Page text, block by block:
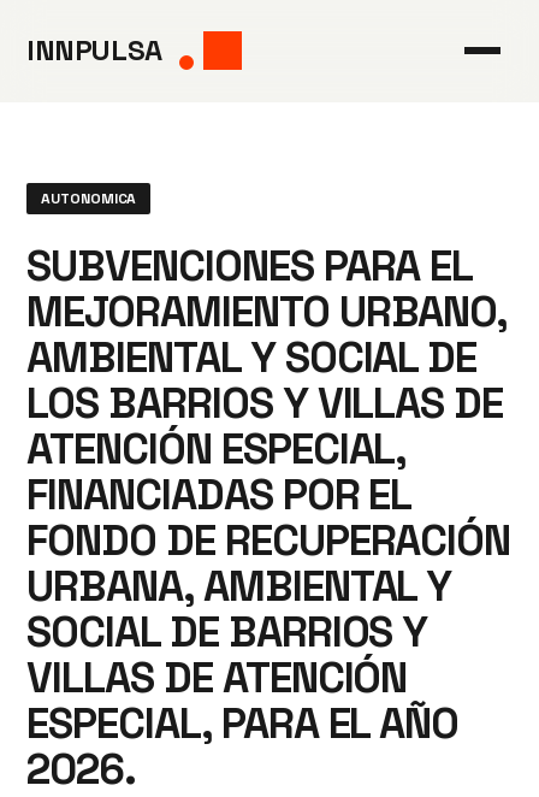
INNPULSA
AUTONOMICA
SUBVENCIONES PARA EL
MEJORAMIENTO URBANO,
AMBIENTAL Y SOCIAL DE
LOS BARRIOS Y VILLAS DE
ATENCIÓN ESPECIAL,
FINANCIADAS POR EL
FONDO DE RECUPERACIÓN
URBANA, AMBIENTAL Y
SOCIAL DE BARRIOS Y
VILLAS DE ATENCIÓN
ESPECIAL, PARA EL AÑO
2026.